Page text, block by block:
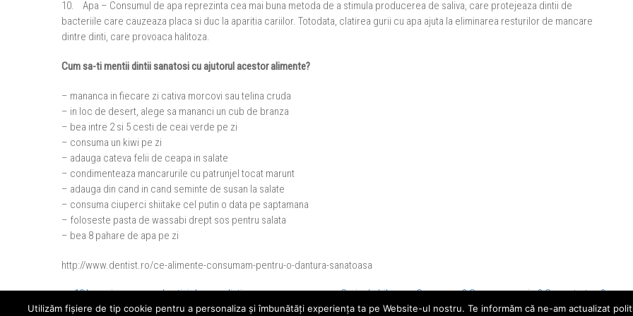
10. Apa – Consumul de apa reprezinta cea mai buna metoda de a stimula producerea de saliva, care protejeaza dintii de
bacteriile care cauzeaza placa si duc la aparitia cariilor. Totodata, clatirea gurii cu apa ajuta la eliminarea resturilor de mancare
dintre dinti, care provoaca halitoza.
Cum sa-ti mentii dintii sanatosi cu ajutorul acestor alimente?
– mananca in fiecare zi cativa morcovi sau telina cruda
– in loc de desert, alege sa mananci un cub de branza
– bea intre 2 si 5 cesti de ceai verde pe zi
– consuma un kiwi pe zi
– adauga cateva felii de ceapa in salate
– condimenteaza mancarurile cu patrunjel tocat marunt
– adauga din cand in cand seminte de susan la salate
– consuma ciuperci shiitake cel putin o data pe saptamana
– foloseste pasta de wassabi drept sos pentru salata
– bea 8 pahare de apa pe zi
http://www.dentist.ro/ce-alimente-consumam-pentru-o-dantura-sanatoasa
←10 lucruri pe care nu le stiai despre dinti
Caria de biberon. Cum apare? Cum o prevenim? Cum o tratam?
→
Utilizăm fişiere de tip cookie pentru a personaliza și îmbunătăți experiența ta pe Website-ul nostru. Te informăm că ne-am actualizat